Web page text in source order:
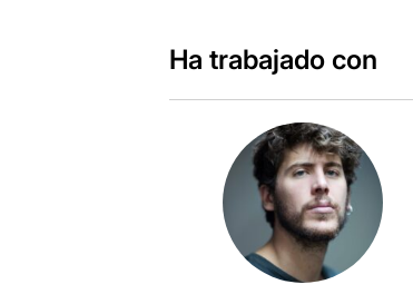
Ha trabajado con